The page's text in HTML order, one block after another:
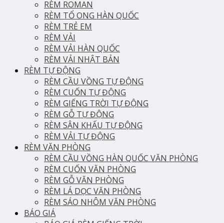
RÈM ROMAN
RÈM TỔ ONG HÀN QUỐC
RÈM TRẺ EM
RÈM VẢI
RÈM VẢI HÀN QUỐC
RÈM VẢI NHẬT BẢN
RÈM TỰ ĐỘNG
RÈM CẦU VỒNG TỰ ĐỘNG
RÈM CUỐN TỰ ĐỘNG
RÈM GIẾNG TRỜI TỰ ĐỘNG
RÈM GỖ TỰ ĐỘNG
RÈM SÂN KHẤU TỰ ĐỘNG
RÈM VẢI TỰ ĐỘNG
RÈM VĂN PHÒNG
RÈM CẦU VỒNG HÀN QUỐC VĂN PHÒNG
RÈM CUỐN VĂN PHÒNG
RÈM GỖ VĂN PHÒNG
RÈM LÁ DỌC VĂN PHÒNG
RÈM SÁO NHÔM VĂN PHÒNG
BÁO GIÁ